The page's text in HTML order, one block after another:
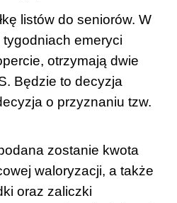
listów do seniorów. W
emeryci
otrzymają dwie
Będzie to decyzja
o przyznaniu tzw.
zostanie kwota
waloryzacji, a także
oraz zaliczki